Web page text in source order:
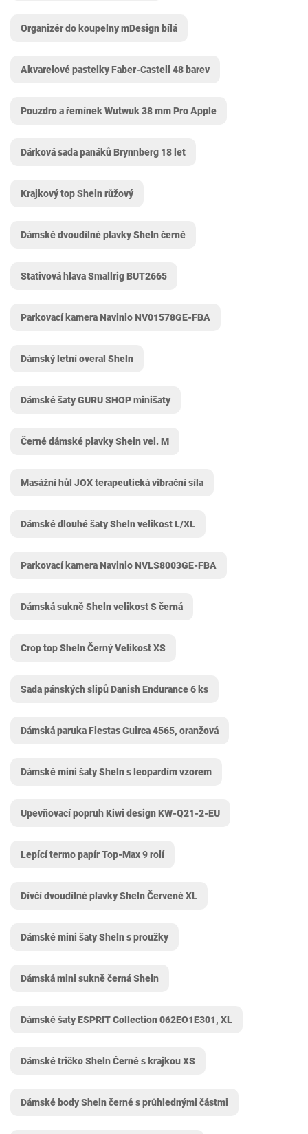
Organizér do koupelny mDesign bílá
Akvarelové pastelky Faber-Castell 48 barev
Pouzdro a řemínek Wutwuk 38 mm Pro Apple
Dárková sada panáků Brynnberg 18 let
Krajkový top Shein růžový
Dámské dvoudílné plavky Sheln černé
Stativová hlava Smallrig BUT2665
Parkovací kamera Navinio NV01578GE-FBA
Dámský letní overal Sheln
Dámské šaty GURU SHOP minišaty
Černé dámské plavky Shein vel. M
Masážní hůl JOX terapeutická vibrační síla
Dámské dlouhé šaty Sheln velikost L/XL
Parkovací kamera Navinio NVLS8003GE-FBA
Dámská sukně Sheln velikost S černá
Crop top Sheln Černý Velikost XS
Sada pánských slipů Danish Endurance 6 ks
Dámská paruka Fiestas Guirca 4565, oranžová
Dámské mini šaty Sheln s leopardím vzorem
Upevňovací popruh Kiwi design KW-Q21-2-EU
Lepící termo papír Top-Max 9 rolí
Dívčí dvoudílné plavky Sheln Červené XL
Dámské mini šaty Sheln s proužky
Dámská mini sukně černá Sheln
Dámské šaty ESPRIT Collection 062EO1E301, XL
Dámské tričko Sheln Černé s krajkou XS
Dámské body Sheln černé s průhlednými částmi